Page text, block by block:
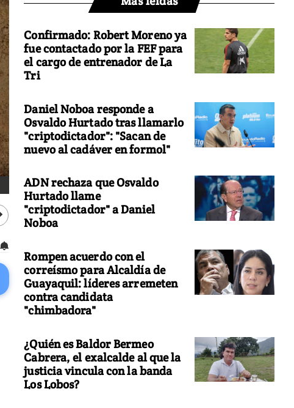
Confirmado: Robert Moreno ya
fue contactado por la FEF para
el cargo de entrenador de La
Tri
Daniel Noboa responde a
Osvaldo Hurtado tras llamarlo
"criptodictador": "Sacan de
nuevo al cadáver en formol"
ADN rechaza que Osvaldo
Hurtado llame
"criptodictador" a Daniel
Noboa
Rompen acuerdo con el
correísmo para Alcaldía de
Guayaquil: líderes arremeten
contra candidata
"chimbadora"
¿Quién es Baldor Bermeo
Cabrera, el exalcalde al que la
justicia vincula con la banda
Los Lobos?